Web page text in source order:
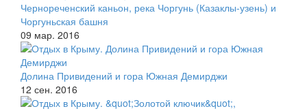
Чернореченский каньон, река Чоргунь (Казаклы-узень) и
Чоргуньская башня
09 мар. 2016
Долина Привидений и гора Южная Демирджи
12 сен. 2016